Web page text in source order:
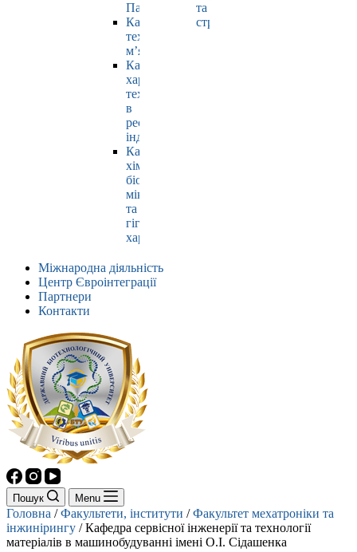
Павлюк
Кафедра
технології
м’яса
Кафедра
харчових
технологій
в
ресторанній
індустрії
Кафедра
хімії,
біохімії,
мікробіології
та
гігієни
харчування
та
страхування
Міжнародна діяльність
Центр Євроінтеграції
Партнери
Контакти
Пошук Menu
Головна /Факультети, інститути /Факультет мехатроніки та
інжинірингу /Кафедра cервісної інженерії та технології
матеріалів в машинобудуванні імені О.І. Сідашенка